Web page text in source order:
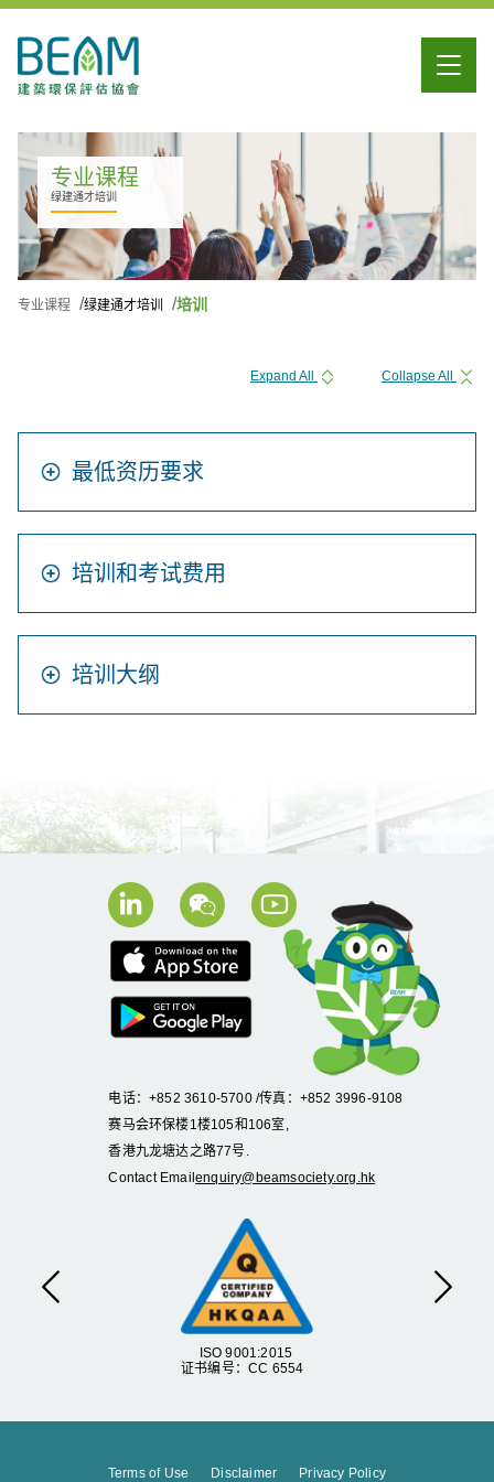
专业课程
绿建通才培训
专业课程 绿建通才培训 培训
Expand All Collapse All
最低资历要求
培训和考试费用
培训大纲
ISO 9001:2015
证书编号：CC 6554
Previous Next
电话：+852 3610-5700 /传真：+852 3996-9108
赛马会环保楼1楼105和106室,
香港九龙塘达之路77号.
Contact Emailenquiry@beamsociety.org.hk
Terms of Use Disclaimer Privacy Policy